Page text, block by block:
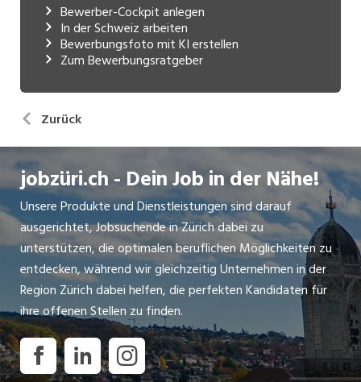
Bewerber-Cockpit anlegen
In der Schweiz arbeiten
Bewerbungsfoto mit KI erstellen
Zum Bewerbungsratgeber
Zurück
jobzüri.ch - Dein Job in der Nähe!
Unsere Produkte und Dienstleistungen sind darauf
ausgerichtet, Jobsuchende in Zürich dabei zu
unterstützen, die optimalen beruflichen Möglichkeiten zu
entdecken, während wir gleichzeitig Unternehmen in der
Region Zürich dabei helfen, die perfekten Kandidaten für
ihre offenen Stellen zu finden.